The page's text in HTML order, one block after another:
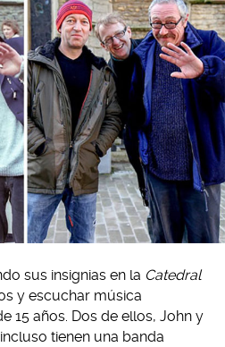
sus insignias en la Catedral
y escuchar música
15 años. Dos de ellos, John y
tienen una banda